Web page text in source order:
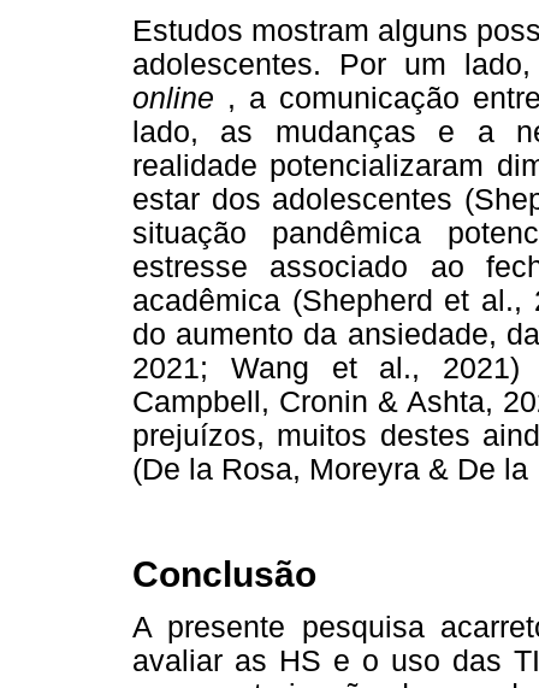
Estudos mostram alguns
adolescentes. Por um
online , a comunicação
lado, as mudanças e a
realidade potencializaram
estar dos adolescentes
situação pandêmica
estresse associado ao
acadêmica (Shepherd et
do aumento da ansiedade,
2021; Wang et al., 2021)
Campbell, Cronin & Ashta,
prejuízos, muitos destes
(De la Rosa, Moreyra & De
Conclusão
A presente pesquisa
avaliar as HS e o uso das